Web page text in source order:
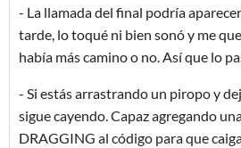
- La llamada del final podría
tarde, lo toqué ni bien sonó y me
había más camino o no. Así que lo
- Si estás arrastrando un piropo y
sigue cayendo. Capaz agregando
DRAGGING al código para que